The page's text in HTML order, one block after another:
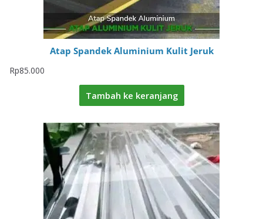
Atap Spandek Aluminium Kulit Jeruk
Rp85.000
Tambah ke keranjang